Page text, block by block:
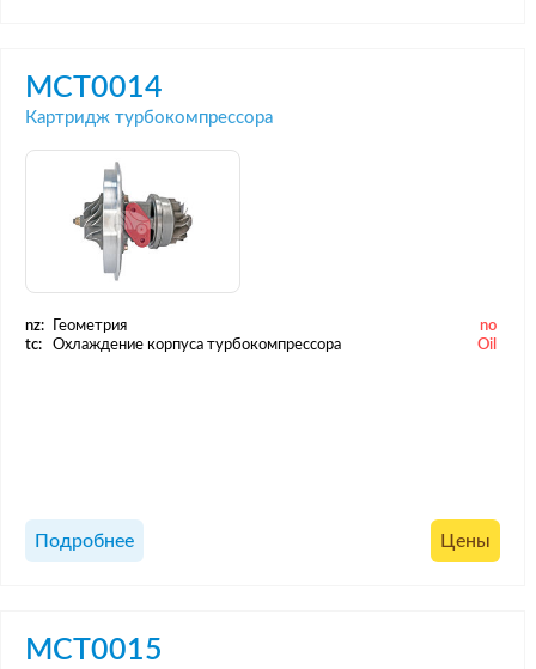
MCT0014
Картридж турбокомпрессора
nz: Геометрия
no
tc:
Охлаждение корпуса турбокомпрессора Oil
Подробнее Цены
MCT0015